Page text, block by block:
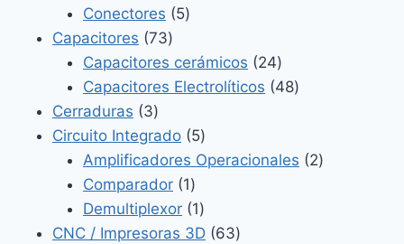
Conectores 55
Capacitores 7373
productos
Capacitores cerámicos 2424
productos
Capacitores Electrolíticos 4848
Cerraduras 33
productos
Circuito Integrado 55
productos
Amplificadores Operacionales 22
Comparador 11
producto
Demultiplexor 11
producto
CNC / Impresoras 3D 6363